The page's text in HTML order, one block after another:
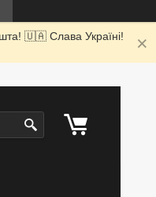
🇺🇦 Слава Україні!